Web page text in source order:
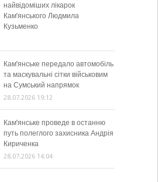
найвідоміших лікарок
Кам’янського Людмила
Кузьменко
Кам’янське передало автомобіль
та маскувальні сітки військовим
на Сумський напрямок
28.07.2026 19:12
Кам’янське проведе в останню
путь полеглого захисника Андрія
Кириченка
28.07.2026 14:04